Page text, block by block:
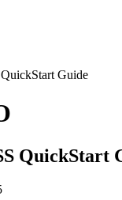
Guide
QuickStart